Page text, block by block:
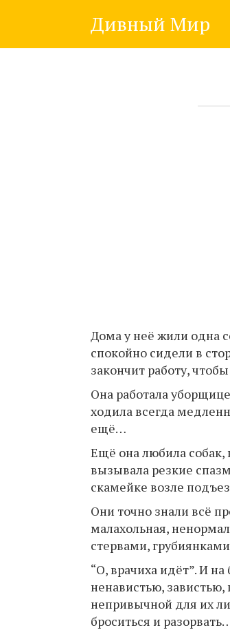
Дивный Мир
Дома у неё жили одна
спокойно сидели в
закончит работу,
Она работала
ходила всегда
ещё…
Ещё она любила собак,
вызывала резкие
скамейке возле
Они точно знали всё
малахольная,
стервами,
“О, врачиха идёт”. И
ненавистью,
непривычной для их
броситься и